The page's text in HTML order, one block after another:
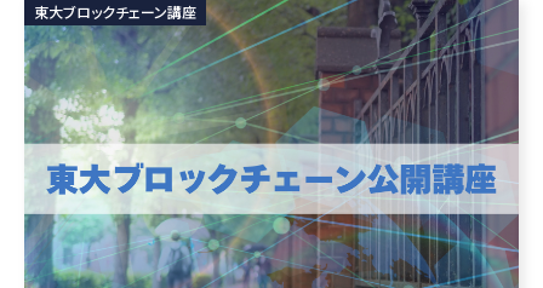
東大ブロックチェーン講座